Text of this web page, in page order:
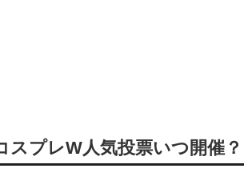
スプレW人気投票いつ開催？